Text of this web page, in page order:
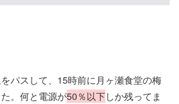
パスして、15時前に月ヶ瀬食堂の梅
。何と電源が50％以下しか残ってま